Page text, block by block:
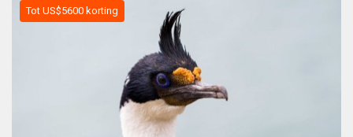
Tot US$5600 korting